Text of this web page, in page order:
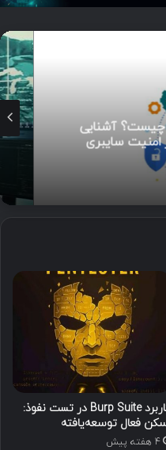
هوش تهدیدات سایبری (CTI)؛ راهنمای جامع از
رخداد
کاربرد Burp Suite در تست نفوذ:
فعال توسعه‌یافته
4 هفته پیش